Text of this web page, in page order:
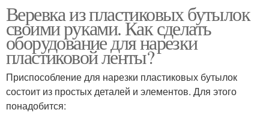
Пластиковые бутылки Ленты из бутылок
Веревка из бутылок
Верёвки из
пластиковых бутылок
Веревка из пластиковых бутылок
своими руками. Как сделать
оборудование для нарезки
пластиковой ленты?
Приспособление для нарезки пластиковых бутылок
состоит из простых деталей и элементов. Для этого
понадобится: